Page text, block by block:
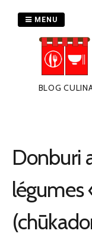
BLOG
MENU
Donburi
légumes